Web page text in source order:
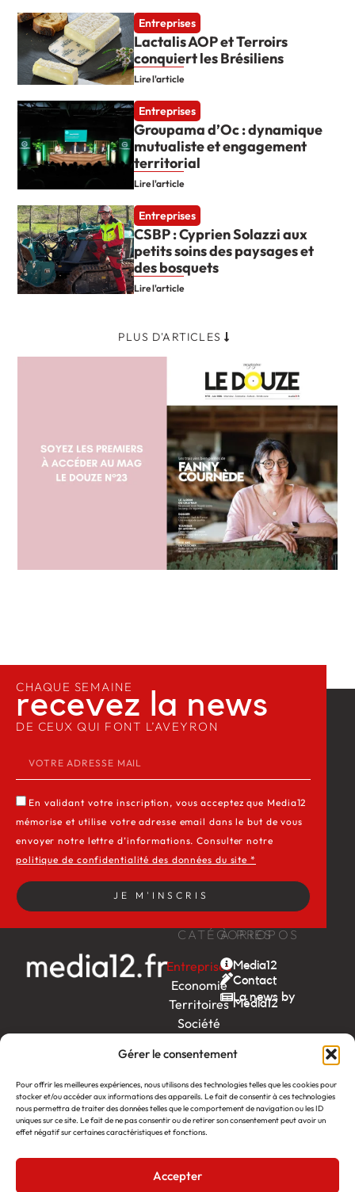
Gérer le consentement
Pour offrir les meilleures expériences, nous utilisons des technologies telles que les cookies pour
stocker et/ou accéder aux informations des appareils. Le fait de consentir à ces technologies
nous permettra de traiter des données telles que le comportement de navigation ou les ID
uniques sur ce site. Le fait de ne pas consentir ou de retirer son consentement peut avoir un
effet négatif sur certaines caractéristiques et fonctions.
Accepter
Entreprises
Lactalis AOP et Terroirs
conquiert les Brésiliens
Lire l'article
Entreprises
Groupama d’Oc : dynamique
mutualiste et engagement
territorial
Lire l'article
Entreprises
CSBP : Cyprien Solazzi aux
petits soins des paysages et
des bosquets
Lire l'article
PLUS D'ARTICLES
CATÉGORIES
Entreprises
Economie
Territoires
Société
end
Ambition
by EDF
itw
by
Léa
À PROPOS
Media12
Contact
La news by
Média12
CHAQUE SEMAINE
recevez la news​
DE CEUX QUI FONT L’AVEYRON
En validant votre inscription, vous acceptez que Media12
mémorise et utilise votre adresse email dans le but de vous
envoyer notre lettre d’informations. Consulter notre
politique de confidentialité des données du site *
JE M'INSCRIS